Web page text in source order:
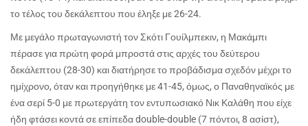
το τέλος του δεκάλεπτου που έληξε με 26-24.
Με μεγάλο πρωταγωνιστή τον Σκότι Γουίλμπεκιν, η Μακάμπι
πέρασε για πρώτη φορά μπροστά στις αρχές του δεύτερου
δεκάλεπτου (28-30) και διατήρησε το προβάδισμα σχεδόν μέχρι το
ημίχρονο, όταν και προηγήθηκε με 41-45, όμως, ο Παναθηναϊκός με
ένα σερί 5-0 με πρωτεργάτη τον εντυπωσιακό Νικ Καλάθη που είχε
ήδη φτάσει κοντά σε επίπεδαdouble-double (7 πόντοι, 8 ασίστ),